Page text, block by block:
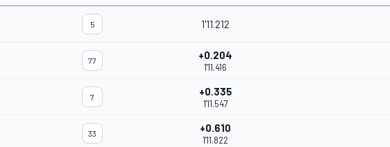
5 1'11.212
77 +0.204
1'11.416
7 +0.335
1'11.547
33 +0.610
1'11.822